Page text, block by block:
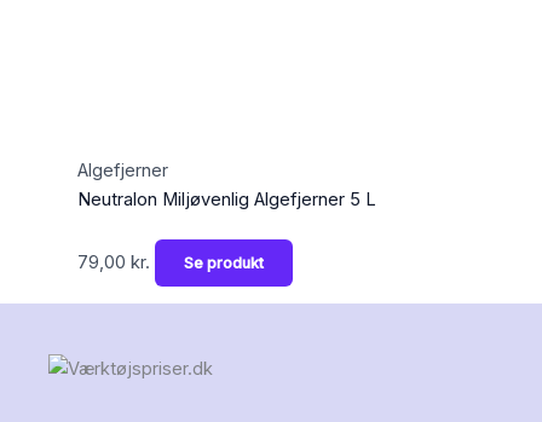
Algefjerner
Neutralon Miljøvenlig Algefjerner 5 L
79,00 kr. Se produkt